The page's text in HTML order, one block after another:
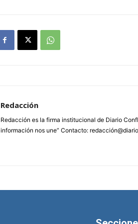
Redacción
Redacción es la firma institucional de Diario
información nos une” Contacto: